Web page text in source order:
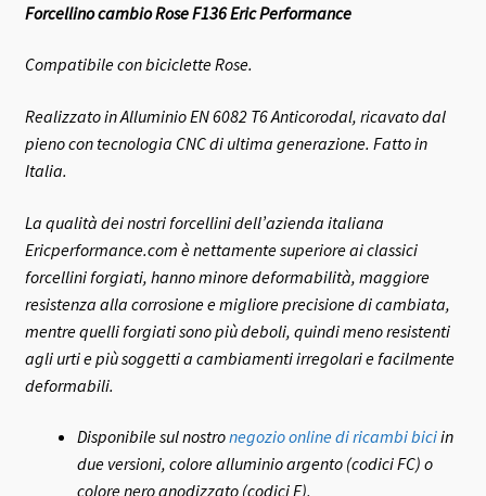
Forcellino cambio Rose F136 Eric Performance
Compatibile con biciclette Rose.
Realizzato in Alluminio EN 6082 T6 Anticorodal, ricavato dal
pieno con tecnologia CNC di ultima generazione. Fatto in
Italia.
La qualità dei nostri forcellini dell’azienda italiana
Ericperformance.com è nettamente superiore ai classici
forcellini forgiati, hanno minore deformabilità, maggiore
resistenza alla corrosione e migliore precisione di cambiata,
mentre quelli forgiati sono più deboli, quindi meno resistenti
agli urti e più soggetti a cambiamenti irregolari e facilmente
deformabili.
Disponibile sul nostronegozio online di ricambi biciin
due versioni, colore alluminio argento (codici FC) o
colore nero anodizzato (codici E).